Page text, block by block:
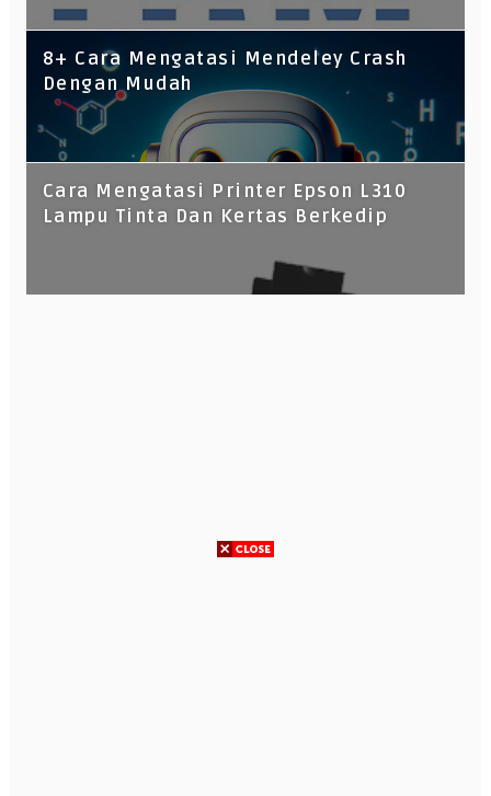
8+ Cara Mengatasi Mendeley Crash
Dengan Mudah
Cara Mengatasi Printer Epson L310
Lampu Tinta Dan Kertas Berkedip